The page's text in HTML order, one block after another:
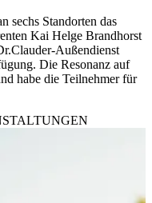
sechs Standorten das
Kai Helge Brandhorst
Außendienst
Die Resonanz auf
habe die Teilnehmer für